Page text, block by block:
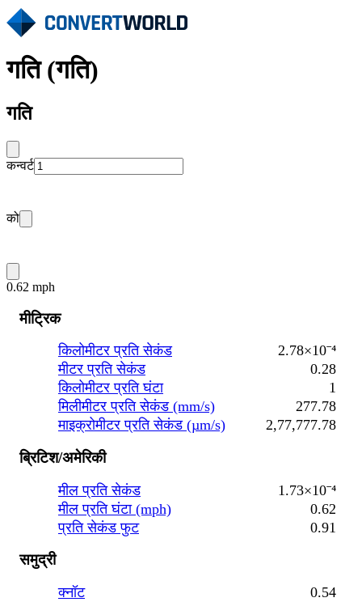
गति (गति)
गति
कन्वर्ट
को
0.62 mph
मीट्रिक
किलोमीटर प्रति सेकंड
2.78×10⁻⁴
मीटर प्रति सेकंड
0.28
किलोमीटर प्रति घंटा
1
मिलीमीटर प्रति सेकंड (mm/s)
277.78
माइक्रोमीटर प्रति सेकंड (µm/s)
2,77,777.78
ब्रिटिश/अमेरिकी
मील प्रति सेकंड
1.73×10⁻⁴
मील प्रति घंटा (mph)
0.62
प्रति सेकंड फुट
0.91
समुद्री
क्नॉट 0.54